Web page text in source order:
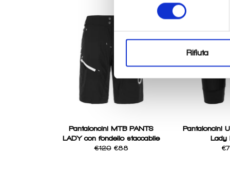
Rifiuta
Pantaloncini MTB PANTS
LADY con fondello staccabile
Regular
€120 Sale
€88
Pantaloncini
Lady